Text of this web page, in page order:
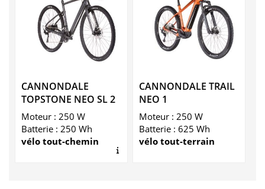
CANNONDALE
TOPSTONE NEO SL 2
Moteur : 250 W
Batterie : 250 Wh
vélo tout-chemin
CANNONDALE TRAIL
NEO 1
Moteur : 250 W
Batterie : 625 Wh
vélo tout-terrain